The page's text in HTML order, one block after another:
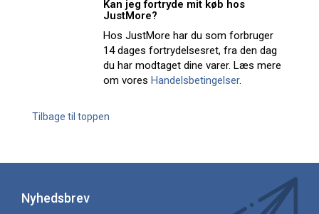
Kan jeg fortryde mit køb hos
JustMore?
Hos JustMore har du som forbruger
14 dages fortrydelsesret, fra den dag
du har modtaget dine varer. Læs mere
om vores Handelsbetingelser.
Tilbage til toppen
Nyhedsbrev